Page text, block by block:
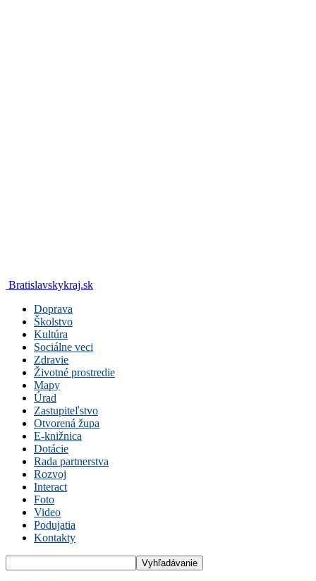
Bratislavskykraj.sk
Doprava
Školstvo
Kultúra
Sociálne veci
Zdravie
Životné prostredie
Mapy
Úrad
Zastupiteľstvo
Otvorená župa
E-knižnica
Dotácie
Rada partnerstva
Rozvoj
Interact
Foto
Video
Podujatia
Kontakty